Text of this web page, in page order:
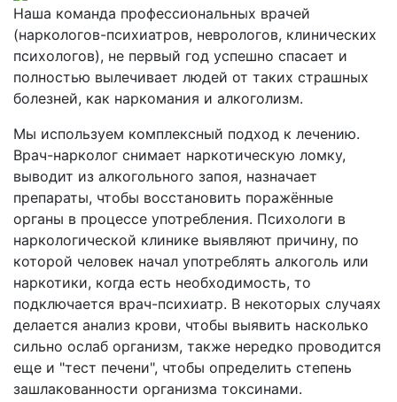
Наша команда профессиональных врачей
(наркологов-психиатров, неврологов, клинических
психологов), не первый год успешно спасает и
полностью вылечивает людей от таких страшных
болезней, как наркомания и алкоголизм.
Мы используем комплексный подход к лечению.
Врач-нарколог снимает наркотическую ломку,
выводит из алкогольного запоя, назначает
препараты, чтобы восстановить поражённые
органы в процессе употребления. Психологи в
наркологической клинике выявляют причину, по
которой человек начал употреблять алкоголь или
наркотики, когда есть необходимость, то
подключается врач-психиатр. В некоторых случаях
делается анализ крови, чтобы выявить насколько
сильно ослаб организм, также нередко проводится
еще и "тест печени", чтобы определить степень
зашлакованности организма токсинами.